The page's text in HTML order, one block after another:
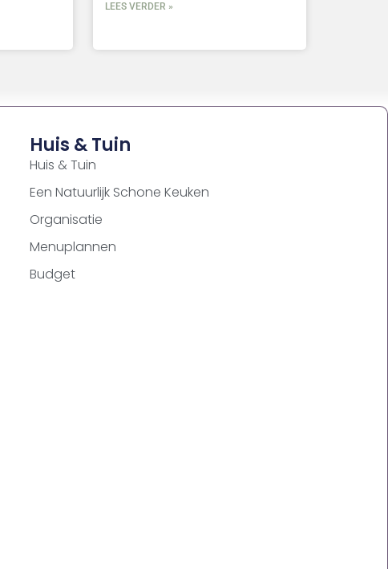
LEES VERDER »
Huis & Tuin
Huis & Tuin
Een Natuurlijk Schone Keuken
Organisatie
Menuplannen
Budget